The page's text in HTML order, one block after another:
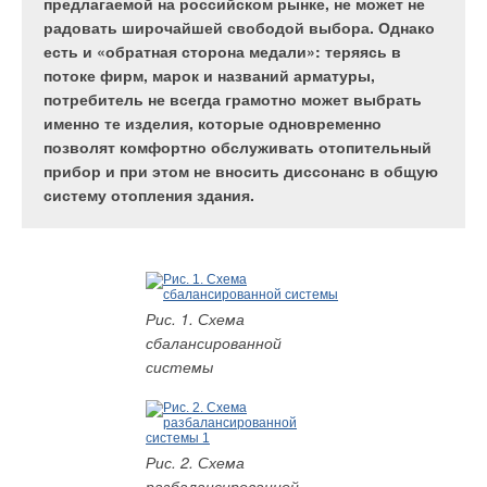
радовать широчайшей свободой выбора. Однако
есть и «обратная сторона медали»: теряясь в
потоке фирм, марок и названий арматуры,
потребитель не всегда грамотно может выбрать
именно те изделия, которые одновременно
позволят комфортно обслуживать отопительный
прибор и при этом не вносить диссонанс в общую
систему отопления здания.
Рис. 1. Схема
сбалансированной
системы
Рис. 2. Схема
можно эффективно повысить общую
безопасность предприятия и исключить травмы у
сотрудников.
Непосредственные (прямые) показатели оборудования
согласно предписывающим рекомендациям, а также
конкретным требованиям. Существуют очень специфические
минимальные требования для энергетических паровых
котлов, эксплуатируемых с рабочим давлением до 2,75 МПа
и с рабочим давлением, превышающим 2,75 МПа.
Считается, что любая эксплуатируемая котельная с
давлением до 2,75 МПа должна иметь по крайней мере один
считывающий прибор показателя воды.
использование лучистого отопления с помощью
газовых излучателей.
Табл. 1. Допустимая
интенсивность
Табл. 2. Область
применения газовых
отопительных систем